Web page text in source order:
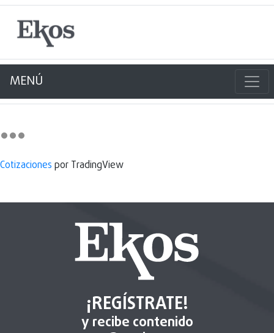
MENÚ
Cotizaciones por TradingView
¡REGÍSTRATE!
y recibe contenido